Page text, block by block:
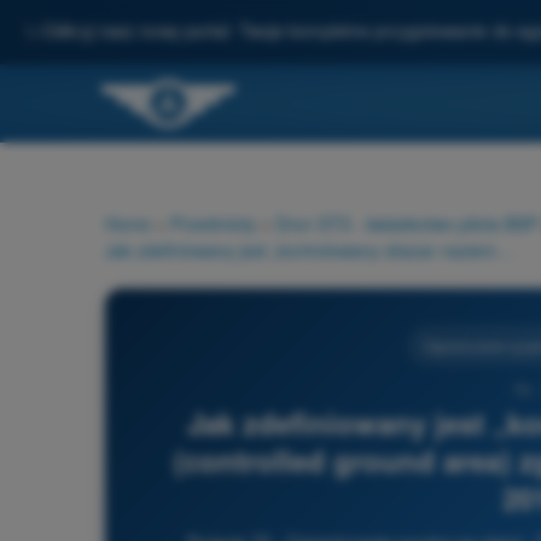
Odkryj nasz nowy portal: Twoje kompletne przygotowanie do
Home Przedmioty Dron STS - świadectwo pilota
Jak zdefiniowany jest
(controlled ground area)